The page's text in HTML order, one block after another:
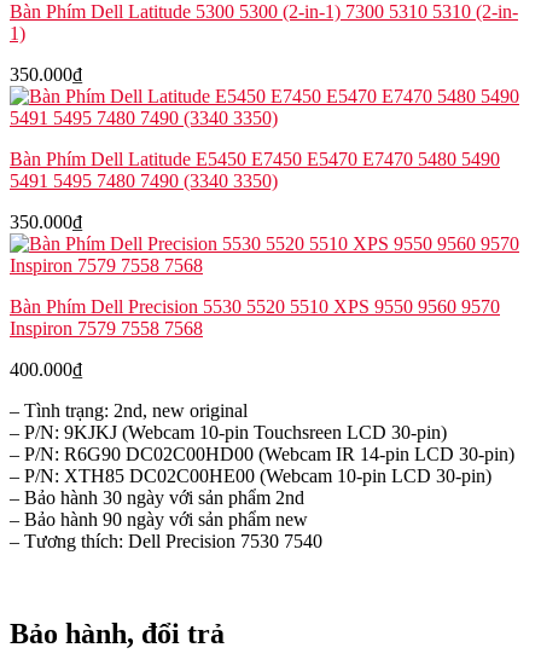
Bàn Phím Dell Latitude 5300 5300 (2-in-1) 7300 5310 5310 (2-in-
1)
350.000₫
Bàn Phím Dell Latitude E5450 E7450 E5470 E7470 5480 5490
5491 5495 7480 7490 (3340 3350)
350.000₫
Bàn Phím Dell Precision 5530 5520 5510 XPS 9550 9560 9570
Inspiron 7579 7558 7568
400.000₫
– Tình trạng: 2nd, new original
– P/N: 9KJKJ (Webcam 10-pin Touchsreen LCD 30-pin)
– P/N: R6G90 DC02C00HD00 (Webcam IR 14-pin LCD 30-pin)
– P/N: XTH85 DC02C00HE00 (Webcam 10-pin LCD 30-pin)
– Bảo hành 30 ngày với sản phẩm 2nd
– Bảo hành 90 ngày với sản phẩm new
– Tương thích: Dell Precision 7530 7540
Bảo hành, đổi trả